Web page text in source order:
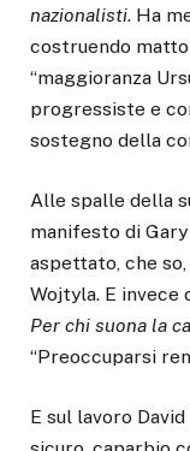
nazionalisti. Ha
costruendo
“maggioranza
progressiste e
sostegno della
Alle spalle della
manifesto di
aspettato, che
Wojtyla. E invece
Per chi suona la
“Preoccuparsi
E sul lavoro